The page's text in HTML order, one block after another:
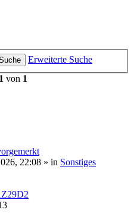
Erweiterte Suche
1 von 1
22:08 » in Sonstiges